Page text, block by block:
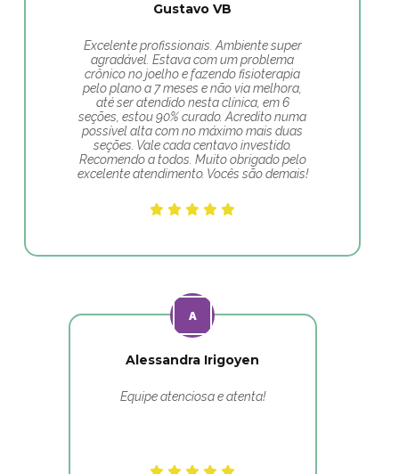
Gustavo VB
Excelente profissionais. Ambiente super
agradável. Estava com um problema
crônico no joelho e fazendo fisioterapia
pelo plano a 7 meses e não via melhora,
até ser atendido nesta clínica, em 6
seções, estou 90% curado. Acredito numa
possível alta com no máximo mais duas
seções. Vale cada centavo investido.
Recomendo a todos. Muito obrigado pelo
excelente atendimento. Vocês são demais!
Alessandra Irigoyen
Equipe atenciosa e atenta!